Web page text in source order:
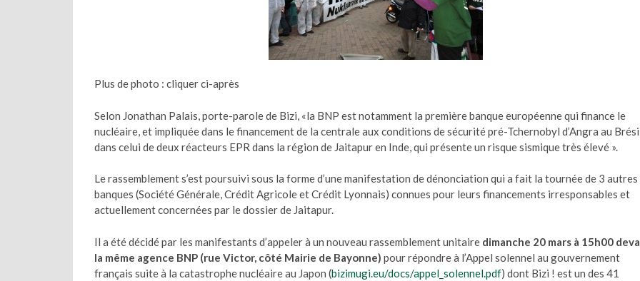
Plus de photo : cliquer ci-après
Selon Jonathan Palais, porte-parole de Bizi, «la BNP est notamment la première banque européenne qui finance le
nucléaire, et impliquée dans le financement de la centrale aux conditions de sécurité pré-Tchernobyl d’Angra au
dans celui de deux réacteurs EPR dans la région de Jaitapur en Inde, qui présente un risque sismique très élevé ».
Le rassemblement s’est poursuivi sous la forme d’une manifestation de dénonciation qui a fait la tournée de 3 autres
banques (Société Générale, Crédit Agricole et Crédit Lyonnais) connues pour leurs financements irresponsables et
actuellement concernées par le dossier de Jaitapur.
Il a été décidé par les manifestants d’appeler à un nouveau rassemblement unitaire dimanche 20 mars à 15h00
la même agence BNP (rue Victor, côté Mairie de Bayonne) pour répondre à l’Appel solennel au gouvernement
français suite à la catastrophe nucléaire au Japon (bizimugi.eu/docs/appel_solennel.pdf) dont Bizi ! est un des 41